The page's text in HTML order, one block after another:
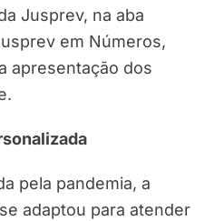
Jusprev, na aba
em Números,
apresentação dos
pela pandemia, a
adaptou para atender